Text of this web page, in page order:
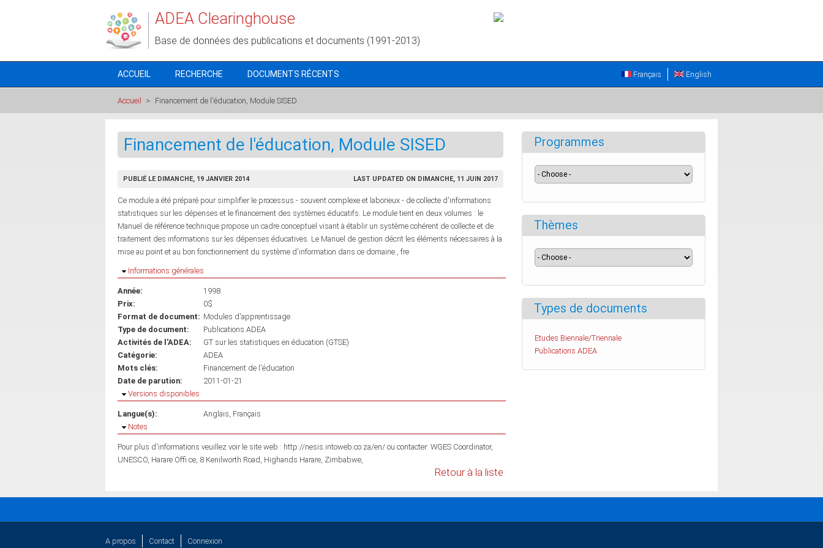
ADEA Clearinghouse
Base de données des publications et documents (1991-2013)
ACCUEIL RECHERCHE DOCUMENTS RÉCENTS English
Français
Accueil > Financement de l'éducation, Module SISED
Financement de l'éducation, Module SISED
PUBLIÉ LE DIMANCHE, 19 JANVIER 2014 LAST UPDATED ON DIMANCHE, 11 JUIN 2017
Ce module a été préparé pour simplifier le processus - souvent complexe et laborieux - de collecte d'informations
statistiques sur les dépenses et le financement des systèmes éducatifs. Le module tient en deux volumes : le
Manuel de référence technique propose un cadre conceptuel visant à établir un système cohérent de collecte et de
traitement des informations sur les dépenses éducatives. Le Manuel de gestion décrit les éléments nécessaires à la
mise au point et au bon fonctionnement du système d'information dans ce domaine., fre
Masquer
Informations générales
Année:
1998
Prix:
0$
Format de document: Modules d'apprentissage
Type de document:
Publications ADEA
Activités de l'ADEA:
GT sur les statistiques en éducation (GTSE)
Catégorie:
ADEA
Mots clés:
Financement de l'éducation
Date de parution:
2011-01-21
Masquer
Versions disponibles
Langue(s): Anglais Français
Masquer
Notes
Pour plus d'informations veuillez voir le site web : http://nesis.intoweb.co.za/en/ ou contacter: WGES Coordinator,
UNESCO, Harare Offi ce, 8 Kenilworth Road, Highands Harare, Zimbabwe,
Retour à la liste
Programmes
Thèmes
Types de documents
Etudes Biennale/Triennale
Publications ADEA
A propos Contact Connexion